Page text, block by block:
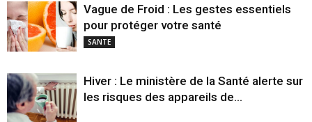
Vague de Froid : Les gestes essentiels
pour protéger votre santé
SANTE
Hiver : Le ministère de la Santé alerte sur
les risques des appareils de...